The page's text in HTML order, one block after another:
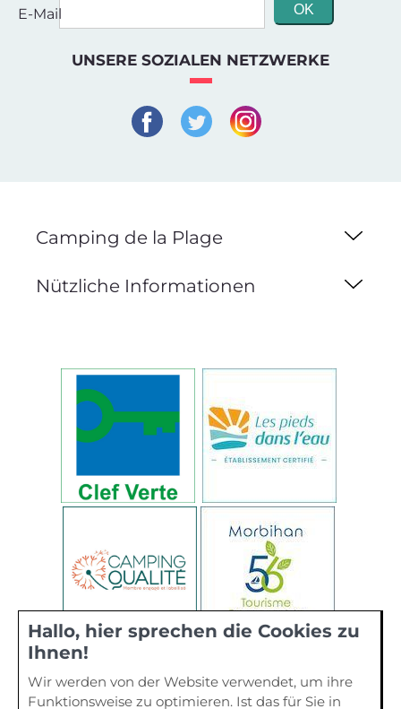
E-Mail
UNSERE SOZIALEN NETZWERKE
Camping de la Plage
Nützliche Informationen
Hallo, hier sprechen die Cookies zu
Ihnen!
Wir werden von der Website verwendet, um ihre
Funktionsweise zu optimieren. Ist das für Sie in